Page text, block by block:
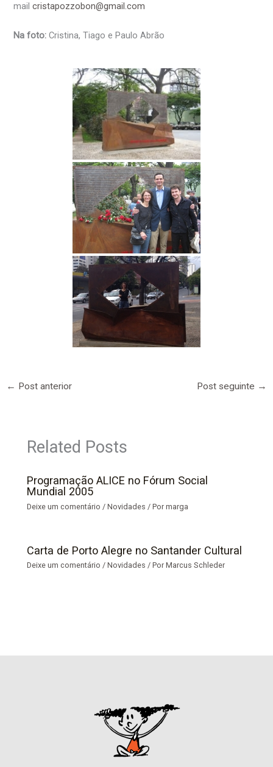
mailcristapozzobon@gmail.com
Na foto: Cristina, Tiago e Paulo Abrão
← Post anterior Post seguinte →
Related Posts
Programação ALICE no Fórum Social
Mundial 2005
Deixe um comentário /Novidades / Pormarga
Carta de Porto Alegre no Santander Cultural
Deixe um comentário /Novidades / PorMarcus Schleder